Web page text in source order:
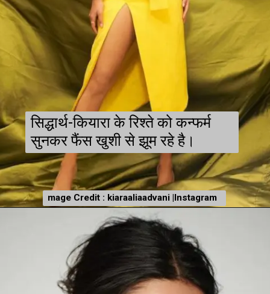
mage Credit : kiaraaliaadvani |Instagram
सिद्धार्थ-कियारा के रिश्ते को कन्फर्म
सुनकर फैंस खुशी से झूम रहे है।